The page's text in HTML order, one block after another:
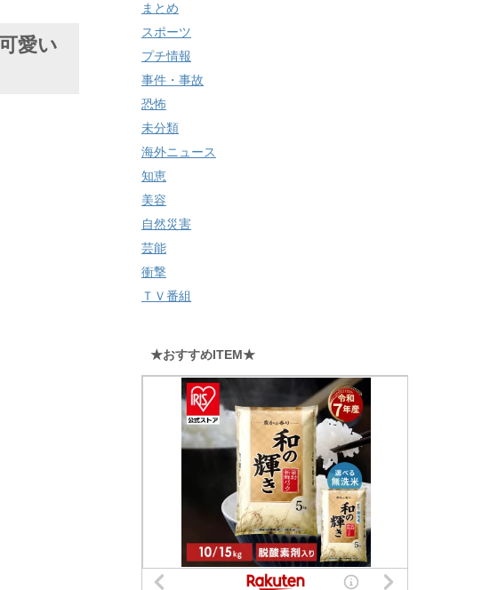
愛い
まとめ
スポーツ
プチ情報
事件・事故
恐怖
未分類
海外ニュース
知恵
美容
自然災害
芸能
衝撃
ＴＶ番組
★おすすめITEM★